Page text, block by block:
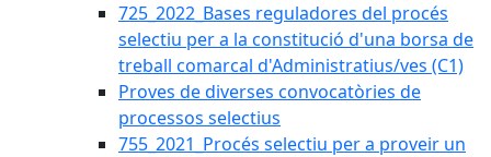
725_2022_Bases reguladores del procés
selectiu per a la constitució d'una borsa de
treball comarcal d'Administratius/ves (C1)
Proves de diverses convocatòries de
processos selectius
755_2021_Procés selectiu per a proveir un